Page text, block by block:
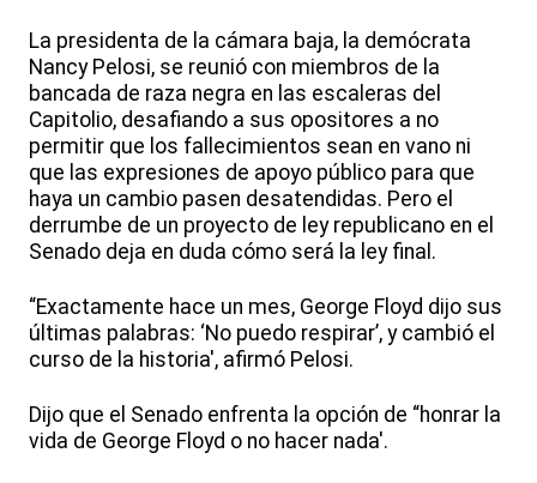
La presidenta de la cámara baja, la demócrata
Nancy Pelosi, se reunió con miembros de la
bancada de raza negra en las escaleras del
Capitolio, desafiando a sus opositores a no
permitir que los fallecimientos sean en vano ni
que las expresiones de apoyo público para que
haya un cambio pasen desatendidas. Pero el
derrumbe de un proyecto de ley republicano en el
Senado deja en duda cómo será la ley final.
“Exactamente hace un mes, George Floyd dijo sus
últimas palabras: ‘No puedo respirar’, y cambió el
curso de la historia', afirmó Pelosi.
Dijo que el Senado enfrenta la opción de “honrar la
vida de George Floyd o no hacer nada'.